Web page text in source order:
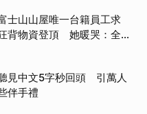
士山山屋唯一台籍員工求
背物資登頂 她暖哭：全世
見中文5字秒回頭 引萬人
伴手禮